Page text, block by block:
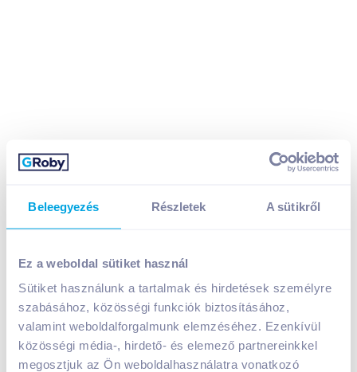
Beleegyezés Részletek A sütikről
Ez a weboldal sütiket használ
Sütiket használunk a tartalmak és hirdetések személyre
szabásához, közösségi funkciók biztosításához,
valamint weboldalforgalmunk elemzéséhez. Ezenkívül
közösségi média-, hirdető- és elemező partnereinkkel
megosztjuk az Ön weboldalhasználatra vonatkozó
399Ft /
Egységár: 9 975Ft /kg
Nettó eladási ár: 314Ft /db(27% áfa)
Kosárba